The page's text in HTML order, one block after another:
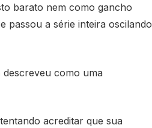
barato nem como gancho
passou a série inteira oscilando
como uma
acreditar que sua